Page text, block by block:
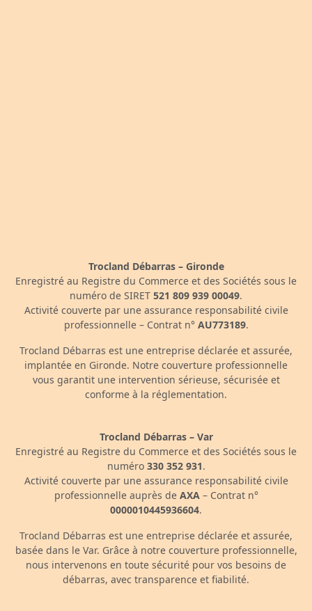
Trocland Débarras – Gironde
Enregistré au Registre du Commerce et des Sociétés sous le
numéro de SIRET 521 809 939 00049.
Activité couverte par une assurance responsabilité civile
professionnelle – Contrat n° AU773189.
Trocland Débarras est une entreprise déclarée et assurée,
implantée en Gironde. Notre couverture professionnelle
vous garantit une intervention sérieuse, sécurisée et
conforme à la réglementation.
Trocland Débarras – Var
Enregistré au Registre du Commerce et des Sociétés sous le
numéro 330 352 931.
Activité couverte par une assurance responsabilité civile
professionnelle auprès de AXA– Contrat n°
0000010445936604.
Trocland Débarras est une entreprise déclarée et assurée,
basée dans le Var. Grâce à notre couverture professionnelle,
nous intervenons en toute sécurité pour vos besoins de
débarras, avec transparence et fiabilité.